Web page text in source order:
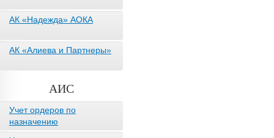
АК «Надежда» АОКА
АК «Алиева и Партнеры»
АИС
Учет ордеров по
назначению